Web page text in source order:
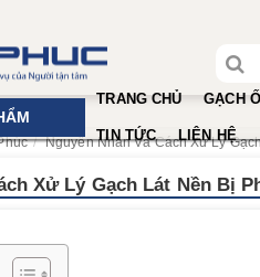
TRANG CHỦ GẠCH
TIN TỨC LIÊN HỆ
Nguyên Nhân Và Cách Xử Lý
Xử Lý Gạch Lát Nền Bị